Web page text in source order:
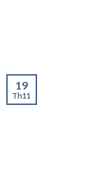
19
Th11